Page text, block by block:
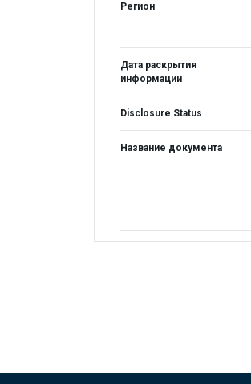
Регион
Дата раскрытия
информации
Disclosure Status
Название документа